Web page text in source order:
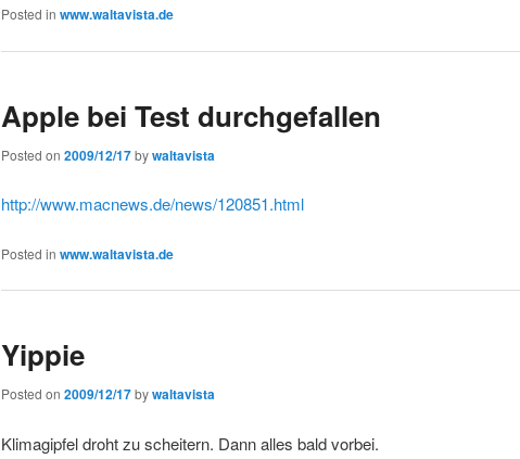
Posted in www.waltavista.de
Apple bei Test durchgefallen
Posted on 2009/12/17bywaltavista
http://www.macnews.de/news/120851.html
Posted in www.waltavista.de
Yippie
Posted on 2009/12/17bywaltavista
Klimagipfel droht zu scheitern. Dann alles bald vorbei.